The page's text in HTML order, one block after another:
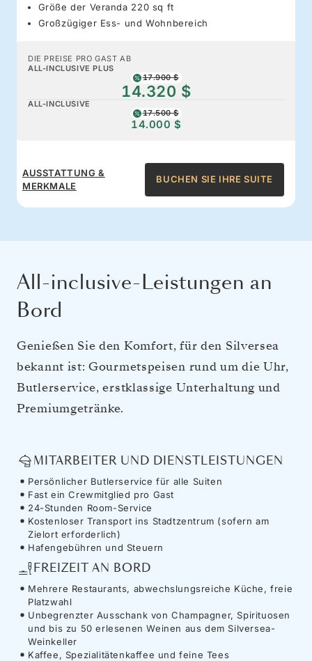
Größe der Veranda 220 sq ft
Großzügiger Ess- und Wohnbereich
DIE PREISE PRO GAST AB
ALL-INCLUSIVE PLUS
17.900 $
14.320 $
ALL-INCLUSIVE
17.500 $
14.000 $
AUSSTATTUNG &
MERKMALE
BUCHEN SIE IHRE SUITE
All-inclusive-Leistungen an
Bord
Genießen Sie den Komfort, für den Silversea
bekannt ist: Gourmetspeisen rund um die Uhr,
Butlerservice, erstklassige Unterhaltung und
Premiumgetränke.
MITARBEITER UND DIENSTLEISTUNGEN
Persönlicher Butlerservice für alle Suiten
Fast ein Crewmitglied pro Gast
24-Stunden Room-Service
Kostenloser Transport ins Stadtzentrum (sofern am
Zielort erforderlich)
Hafengebühren und Steuern
FREIZEIT AN BORD
Mehrere Restaurants, abwechslungsreiche Küche, freie
Platzwahl
Unbegrenzter Ausschank von Champagner, Spirituosen
und bis zu 50 erlesenen Weinen aus dem Silversea-
Weinkeller
Kaffee, Spezialitätenkaffee und feine Tees